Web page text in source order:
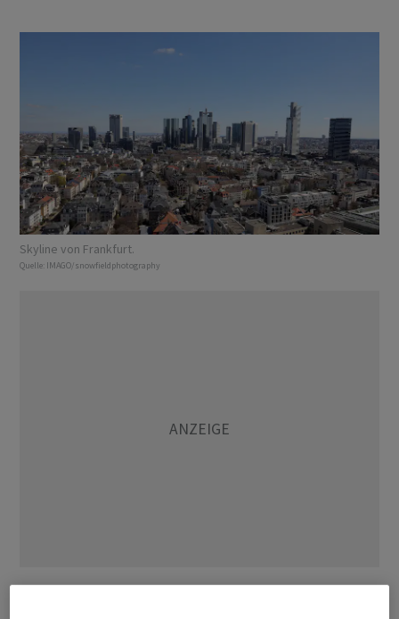
Skyline von Frankfurt.
Quelle: IMAGO/snowfieldphotography